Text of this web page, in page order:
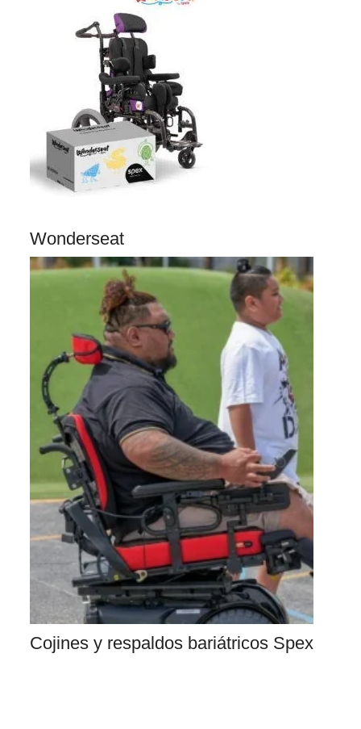
Wonderseat
Cojines y respaldos bariátricos Spex